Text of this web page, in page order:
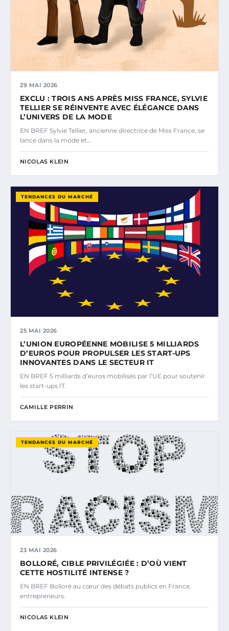
29 MAI 2026
EXCLU : TROIS ANS APRÈS MISS FRANCE, SYLVIE
TELLIER SE RÉINVENTE AVEC ÉLÉGANCE DANS
L’UNIVERS DE LA MODE
EN BREF Sylvie Tellier, ancienne directrice de Miss France, se
lance dans la mode et…
NICOLAS KLEIN
TENDANCES DU MARCHÉ
25 MAI 2026
L’UNION EUROPÉENNE MOBILISE 5 MILLIARDS
D’EUROS POUR PROPULSER LES START-UPS
INNOVANTES DANS LE SECTEUR IT
EN BREF 5 milliards d’euros mobilisés par l’UE pour soutenir
les start-ups IT.
CAMILLE PERRIN
TENDANCES DU MARCHÉ
23 MAI 2026
BOLLORÉ, CIBLE PRIVILÉGIÉE : D’OÙ VIENT
CETTE HOSTILITÉ INTENSE ?
EN BREF Bolloré au cœur des débats publics en France.
entrepreneurs.
NICOLAS KLEIN